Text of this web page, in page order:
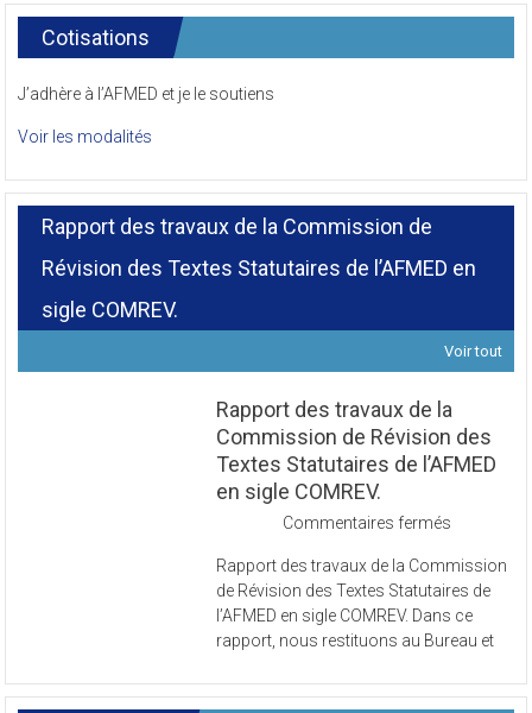
Cotisations
J’adhère à l’AFMED et je le soutiens
Voir les modalités
Rapport des travaux de la Commission de
Révision des Textes Statutaires de l’AFMED en
sigle COMREV.
Voir tout
Rapport des travaux de la
Commission de Révision des
Textes Statutaires de l’AFMED
en sigle COMREV.
Commentaires fermés
des
travaux
de
la
de
Rapport des travaux de la Commission
de Révision des Textes Statutaires de
l’AFMED en sigle COMREV. Dans ce
rapport, nous restituons au Bureau et